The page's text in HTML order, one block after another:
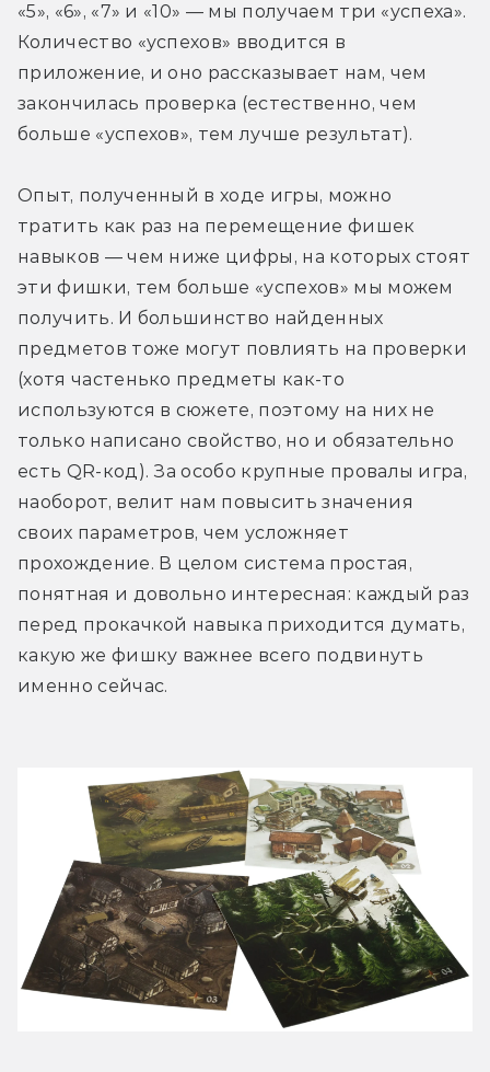
«5», «6», «7» и «10» — мы получаем три «успеха».
Количество «успехов» вводится в
приложение, и оно рассказывает нам, чем
закончилась проверка (естественно, чем
больше «успехов», тем лучше результат).
Опыт, полученный в ходе игры, можно
тратить как раз на перемещение фишек
навыков — чем ниже цифры, на которых стоят
эти фишки, тем больше «успехов» мы можем
получить. И большинство найденных
предметов тоже могут повлиять на проверки
(хотя частенько предметы как-то
используются в сюжете, поэтому на них не
только написано свойство, но и обязательно
есть QR-код). За особо крупные провалы игра,
наоборот, велит нам повысить значения
своих параметров, чем усложняет
прохождение. В целом система простая,
понятная и довольно интересная: каждый раз
перед прокачкой навыка приходится думать,
какую же фишку важнее всего подвинуть
именно сейчас.